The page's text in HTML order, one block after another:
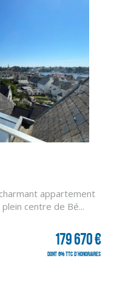
appartement
centre de Bé...
179 670 €
dont 6% TTC d'honoraires